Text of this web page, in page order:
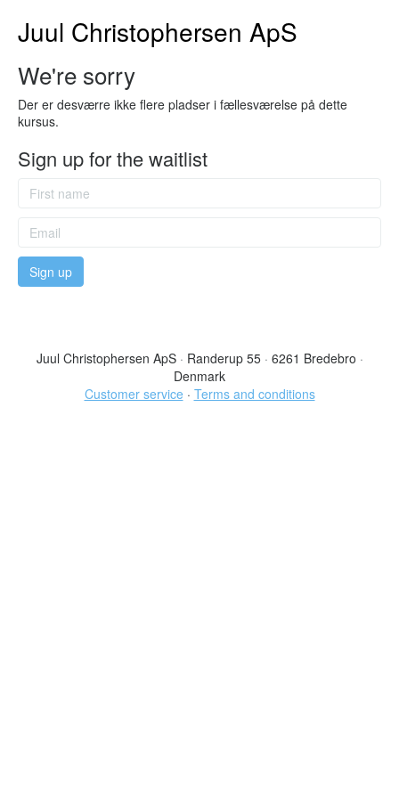
Juul Christophersen ApS
We're sorry
Der er desværre ikke flere pladser i fællesværelse på dette
kursus.
Sign up for the waitlist
Juul Christophersen ApS · Randerup 55· 6261 Bredebro ·
Denmark
Customer service · Terms and conditions